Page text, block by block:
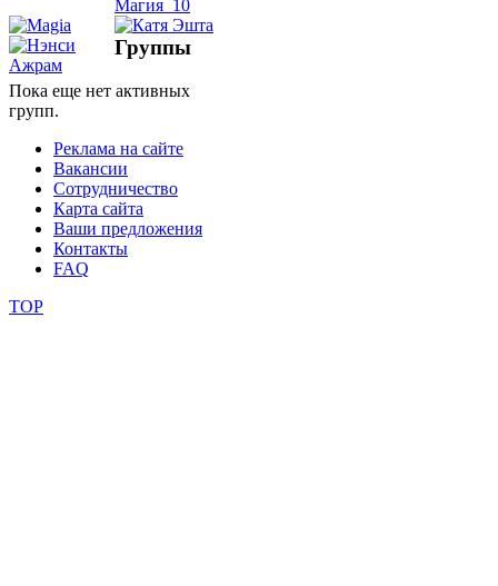
Группы
Пока еще нет активных
групп.
Реклама на сайте
Вакансии
Сотрудничество
Карта сайта
Ваши предложения
Контакты
FAQ
TOP